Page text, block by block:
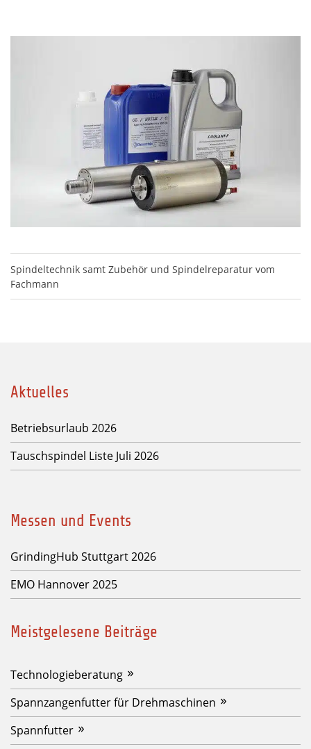
Spindeltechnik samt Zubehör und Spindelreparatur vom
Fachmann
Aktuelles
Betriebsurlaub 2026
Tauschspindel Liste Juli 2026
Messen und Events
GrindingHub Stuttgart 2026
EMO Hannover 2025
Meistgelesene Beiträge
Technologieberatung
Spannzangenfutter für Drehmaschinen
Spannfutter